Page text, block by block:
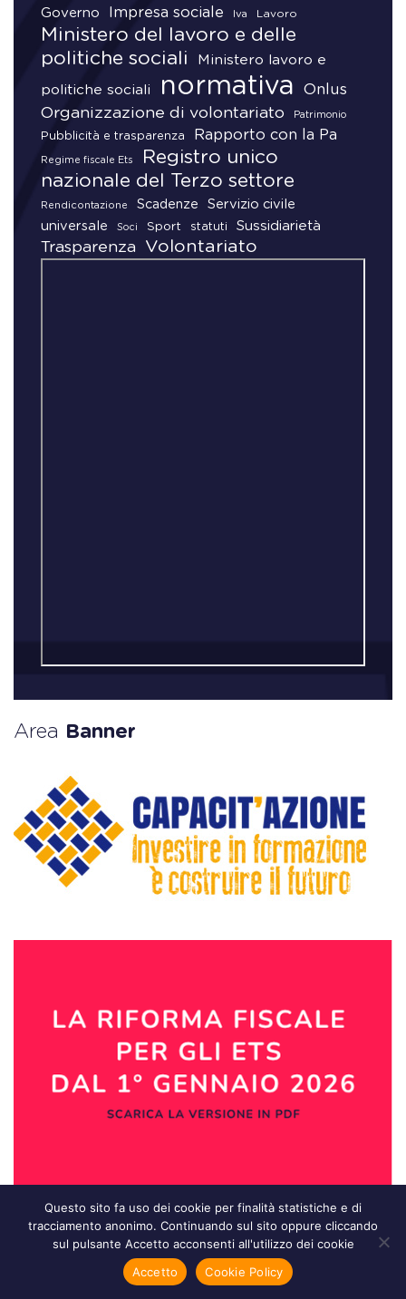
Governo Impresa sociale Iva Lavoro
Ministero del lavoro e delle
politiche sociali
Ministero lavoro e
politiche sociali normativa Onlus
Organizzazione di volontariato Patrimonio
Pubblicità e trasparenza Rapporto con la Pa
Regime fiscale Ets
Registro unico
nazionale del Terzo settore
Rendicontazione Scadenze
Servizio civile
universale
Soci Sport statuti Sussidiarietà
Trasparenza Volontariato
Area Banner
Questo sito fa uso dei cookie per finalità statistiche e di
tracciamento anonimo. Continuando sul sito oppure cliccando
sul pulsante Accetto acconsenti all'utilizzo dei cookie
Accetto
Cookie Policy